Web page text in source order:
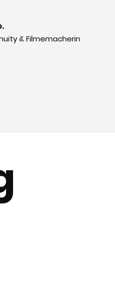
& Filmemacherin